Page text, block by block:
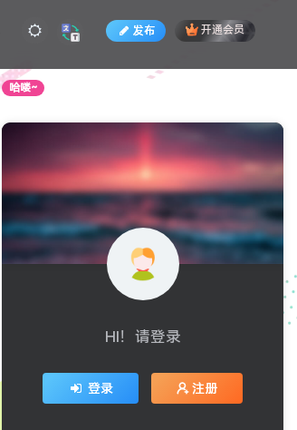
发布 开通会员
哈喽~全站积分可通过签到和每日任务获取，可
HI！请登录
登录 注册